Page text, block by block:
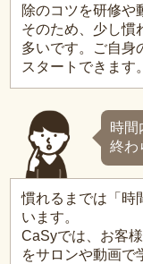
除のコツを研修や
そのため、少し慣
多いです。ご自身
スタートできます。
時間
終わ
慣れるまでは「時
います。
CaSyでは、お客
をサロンや動画で